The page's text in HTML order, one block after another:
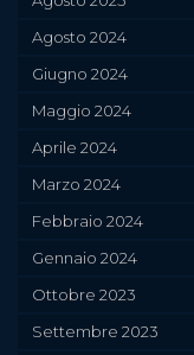
Agosto 2024
Giugno 2024
Maggio 2024
Aprile 2024
Marzo 2024
Febbraio 2024
Gennaio 2024
Ottobre 2023
Settembre 2023